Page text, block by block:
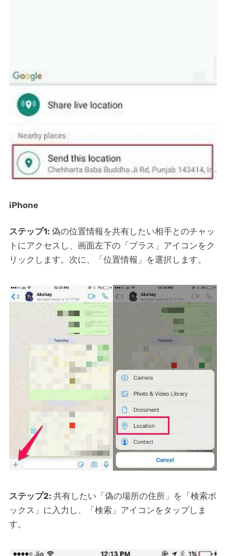
iPhone
ステップ1: 偽の位置情報を共有したい相手とのチャッ
トにアクセスし、画面左下の「プラス」アイコンをク
リックします。次に、「位置情報」を選択します。
ステップ2: 共有したい「偽の場所の住所」を「検索ボ
ックス」に入力し、「検索」アイコンをタップしま
す。